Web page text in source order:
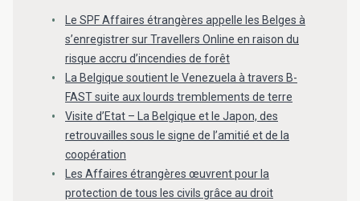
Le SPF Affaires étrangères appelle les Belges à
s’enregistrer sur Travellers Online en raison du
risque accru d’incendies de forêt
La Belgique soutient le Venezuela à travers B-
FAST suite aux lourds tremblements de terre
Visite d’Etat – La Belgique et le Japon, des
retrouvailles sous le signe de l’amitié et de la
coopération
Les Affaires étrangères œuvrent pour la
protection de tous les civils grâce au droit